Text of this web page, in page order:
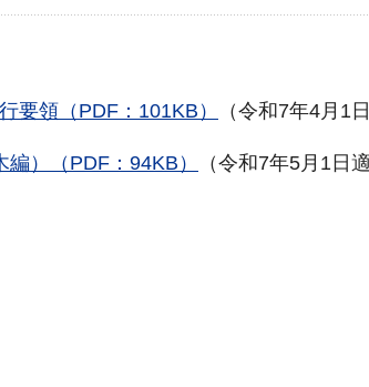
要領（PDF：101KB） （令和7年4月1
）（PDF：94KB） （令和7年5月1日